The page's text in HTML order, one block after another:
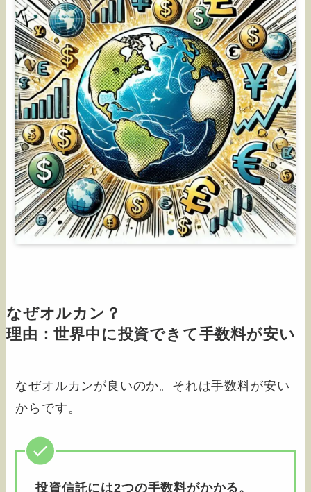
なぜオルカン？
理由：世界中に投資できて手数料が安い
なぜオルカンが良いのか。それは手数料が安い
からです。
投資信託には2つの手数料がかかる。